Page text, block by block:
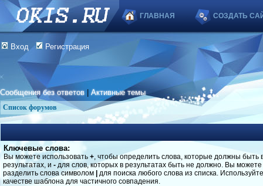
ГЛАВНАЯ СОЗДАТЬ
Вход Регистрация
Сообщения без ответов |Активные темы
Список форумов
Ключевые слова:
Вы можете использовать +, чтобы определить слова, которые должны быть
результатах, и - для слов, которых в результатах быть не должно. Вы можете
разделить слова символом
для поиска любого слова из списка.
качестве шаблона для частичного совпадения.